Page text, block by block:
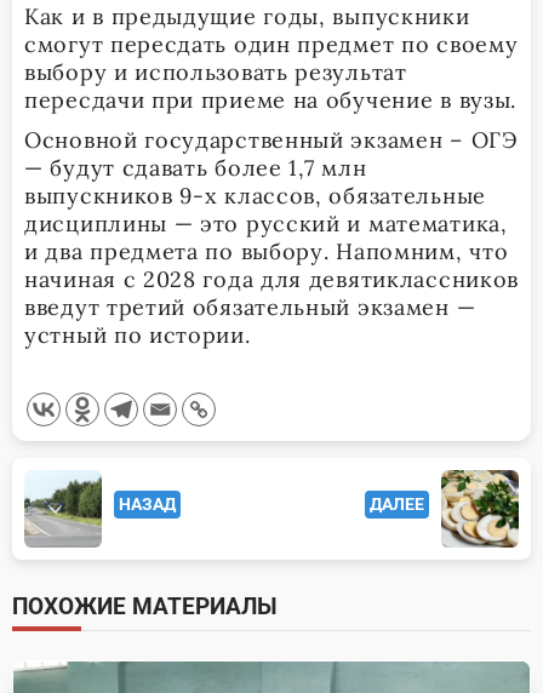
Как и в предыдущие годы, выпускники
смогут пересдать один предмет по своему
выбору и использовать результат
пересдачи при приеме на обучение в вузы.
Основной государственный экзамен – ОГЭ
— будут сдавать более 1,7 млн
выпускников 9-х классов, обязательные
дисциплины — это русский и математика,
и два предмета по выбору. Напомним, что
начиная с 2028 года для девятиклассников
введут третий обязательный экзамен —
устный по истории.
<span
class="nav-
subtitle
screen-
reader-
text">Page</span>
НАЗАД ДАЛЕЕ
ПОХОЖИЕ МАТЕРИАЛЫ